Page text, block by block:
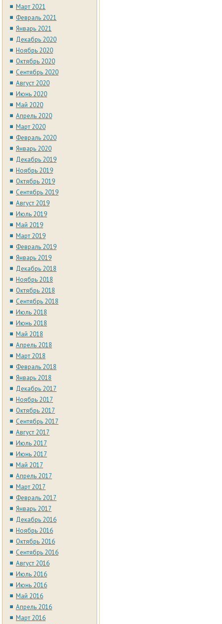
Март 2021
Февраль 2021
Январь 2021
Декабрь 2020
Ноябрь 2020
Октябрь 2020
Сентябрь 2020
Август 2020
Июнь 2020
Май 2020
Апрель 2020
Март 2020
Февраль 2020
Январь 2020
Декабрь 2019
Ноябрь 2019
Октябрь 2019
Сентябрь 2019
Август 2019
Июль 2019
Май 2019
Март 2019
Февраль 2019
Январь 2019
Декабрь 2018
Ноябрь 2018
Октябрь 2018
Сентябрь 2018
Июль 2018
Июнь 2018
Май 2018
Апрель 2018
Март 2018
Февраль 2018
Январь 2018
Декабрь 2017
Ноябрь 2017
Октябрь 2017
Сентябрь 2017
Август 2017
Июль 2017
Июнь 2017
Май 2017
Апрель 2017
Март 2017
Февраль 2017
Январь 2017
Декабрь 2016
Ноябрь 2016
Октябрь 2016
Сентябрь 2016
Август 2016
Июль 2016
Июнь 2016
Май 2016
Апрель 2016
Март 2016